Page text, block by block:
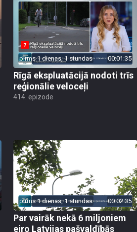
pirms 1 dienas, 1 stundas 00:01:35
Rīgā ekspluatācijā nodoti trīs
reģionālie veloceļi
414. epizode
pirms 1 dienas, 1 stundas 00:02:35
Par vairāk nekā 6 miljoniem
eiro Latvijas pašvaldībās